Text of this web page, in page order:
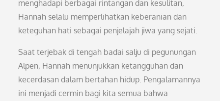
menghadapi berbagai rintangan dan kesulitan,
Hannah selalu memperlihatkan keberanian dan
keteguhan hati sebagai penjelajah jiwa yang sejati.
Saat terjebak di tengah badai salju di pegunungan
Alpen, Hannah menunjukkan ketangguhan dan
kecerdasan dalam bertahan hidup. Pengalamannya
ini menjadi cermin bagi kita semua bahwa